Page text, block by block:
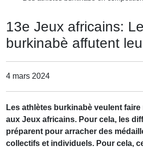
13e Jeux africains:
burkinabè affutent
4 mars 2024
Les athlètes burkinabè veulent faire
aux Jeux africains. Pour cela, les
préparent pour arracher des
collectifs et individuels. Pour cela,